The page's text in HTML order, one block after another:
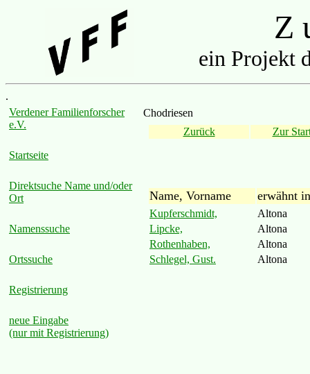
Z
ein Projekt
.
Verdener Familienforscher
e.V.
Startseite
Direktsuche Name und/oder
Ort
Namenssuche
Ortssuche
Registrierung
neue Eingabe
(nur mit Registrierung)
Chodriesen
Zurück
Zur
Name, Vorname erwähnt in
Kupferschmidt,
Altona
Lipcke,
Altona
Rothenhaben,
Altona
Schlegel, Gust.
Altona